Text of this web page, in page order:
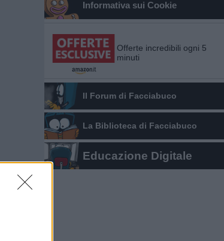
Informativa sui Cookie
Offerte incredibili ogni 5
minuti
Il Forum di Facciabuco
La Biblioteca di Facciabuco
Educazione Digitale